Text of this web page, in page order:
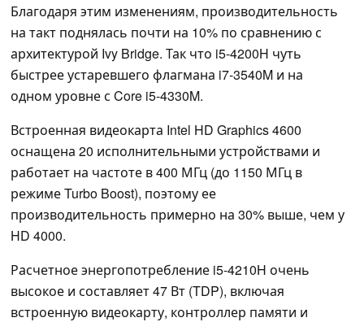
Благодаря этим изменениям, производительность
на такт поднялась почти на 10% по сравнению с
архитектурой Ivy Bridge. Так что i5-4200H чуть
быстрее устаревшего флагмана i7-3540M и на
одном уровне с Core i5-4330M.
Встроенная видеокарта Intel HD Graphics 4600
оснащена 20 исполнительными устройствами и
работает на частоте в 400 МГц (до 1150 МГц в
режиме Turbo Boost), поэтому ее
производительность примерно на 30% выше, чем у
HD 4000.
Расчетное энергопотребление i5-4210H очень
высокое и составляет 47 Вт (TDP), включая
встроенную видеокарту, контроллер памяти и